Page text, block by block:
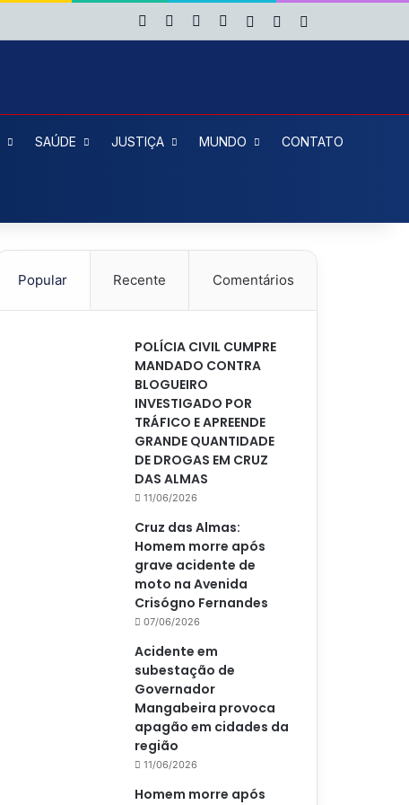
Facebook YouTubeInstagram
Entrar Artigo aleatório
SAÚDE JUSTIÇA MUNDO CONTATO
Popular Recente Comentários
POLÍCIA CIVIL CUMPRE
MANDADO CONTRA
BLOGUEIRO
INVESTIGADO POR
TRÁFICO E APREENDE
GRANDE QUANTIDADE
DE DROGAS EM CRUZ
DAS ALMAS
11/06/2026
Cruz das Almas:
Homem morre após
grave acidente de
moto na Avenida
Crisógno Fernandes
07/06/2026
Acidente em
subestação de
Governador
Mangabeira provoca
apagão em cidades da
região
11/06/2026
Homem morre após